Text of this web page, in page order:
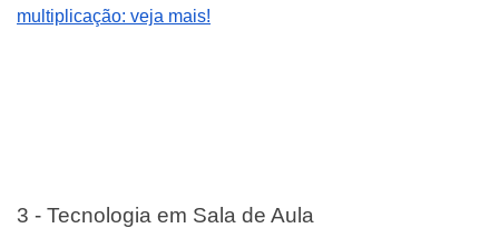
multiplicação: veja mais!
3 - Tecnologia em Sala de Aula